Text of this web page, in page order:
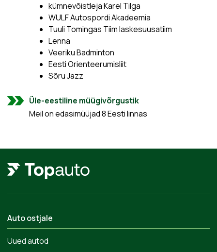
kümnevõistleja Karel Tilga
WULF Autospordi Akadeemia
Tuuli Tomingas Tiim laskesuusatiim
Lenna
Veeriku Badminton
Eesti Orienteerumisliit
Sõru Jazz
Üle-eestiline müügivõrgustik
Meil on edasimüüjad 8 Eesti linnas
Auto ostjale
Uued autod